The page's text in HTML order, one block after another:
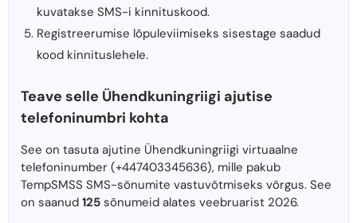
kuvatakse SMS-i kinnituskood.
Registreerumise lõpuleviimiseks sisestage saadud
kood kinnituslehele.
Teave selle Ühendkuningriigi ajutise
telefoninumbri kohta
See on tasuta ajutine Ühendkuningriigi virtuaalne
telefoninumber (+447403345636), mille pakub
TempSMSS SMS-sõnumite vastuvõtmiseks võrgus. See
on saanud 125 sõnumeid alates veebruarist 2026.